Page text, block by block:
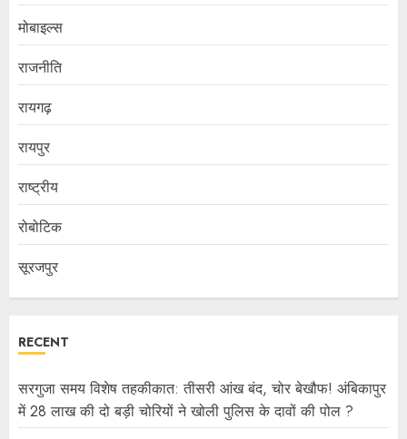
मोबाइल्स
राजनीति
रायगढ़
रायपुर
राष्ट्रीय
रोबोटिक
सूरजपुर
RECENT
सरगुजा समय विशेष तहकीकात: तीसरी आंख बंद, चोर बेखौफ! अंबिकापुर
में 28 लाख की दो बड़ी चोरियों ने खोली पुलिस के दावों की पोल ?